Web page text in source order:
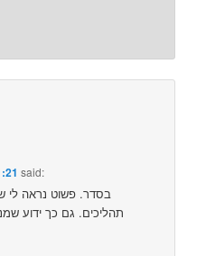
said:
בסדר. פשוט נראה לי
תהליכים. גם כך ידוע